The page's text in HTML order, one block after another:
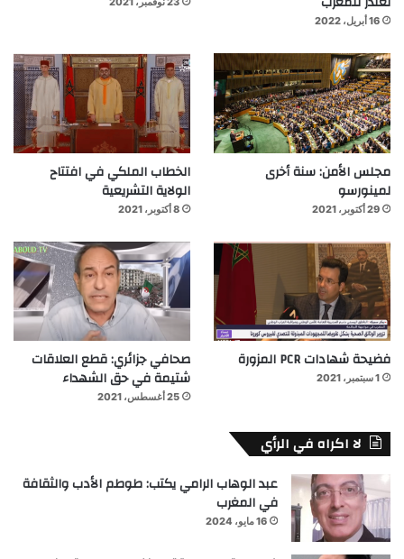
16 أبريل، 2022
مجلس الأمن: سنة أخرى
لمينورسو
29 أكتوبر، 2021
الخطاب الملكي في افتتاح
الولاية التشريعية
8 أكتوبر، 2021
فضيحة شهادات PCR المزورة
1 سبتمبر، 2021
صحافي جزائري: قطع العلاقات
شتيمة في حق الشهداء
25 أغسطس، 2021
لا اكراه في الرأي
عبد الوهاب الرامي يكتب: طوطم الأدب والثقافة
في المغرب
16 مايو، 2024